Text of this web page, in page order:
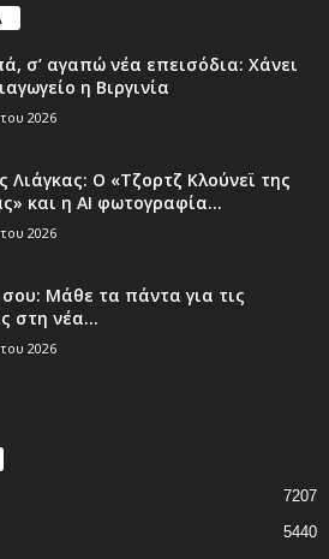
σ’ αγαπώ νέα επεισόδια: Χάνει
η Βιργινία
2026
Λιάγκας: Ο «Τζορτζ Κλούνεϊ της
και η AI φωτογραφία...
2026
Μάθε τα πάντα για τις
στη νέα...
2026
7207
5440